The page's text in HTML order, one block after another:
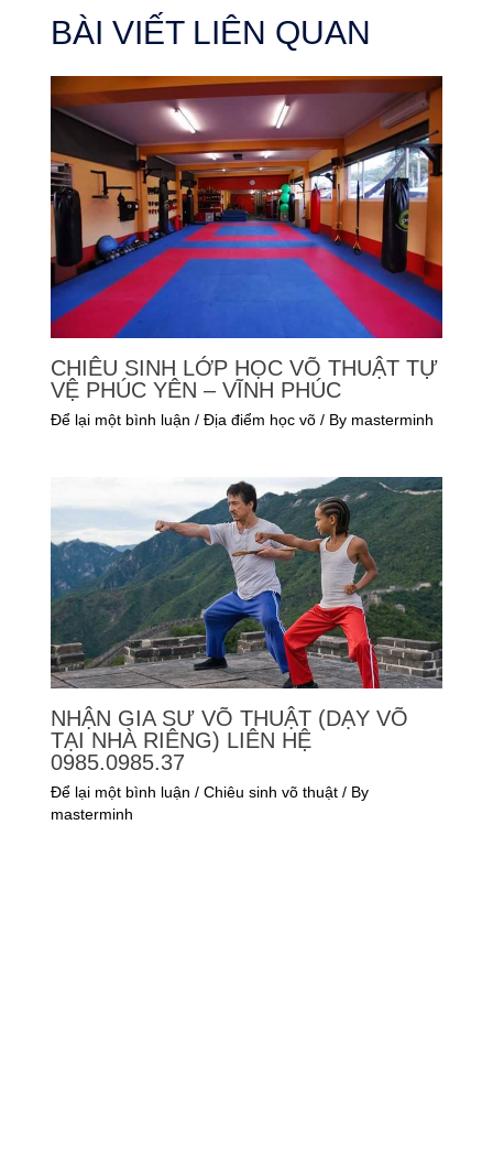
BÀI VIẾT LIÊN QUAN
CHIÊU SINH LỚP HỌC VÕ THUẬT TỰ
VỆ PHÚC YÊN – VĨNH PHÚC
Để lại một bình luận / Địa điểm học võ/ By masterminh
NHẬN GIA SƯ VÕ THUẬT (DẠY VÕ
TẠI NHÀ RIÊNG) LIÊN HỆ
0985.0985.37
Để lại một bình luận / Chiêu sinh võ thuật/ By
masterminh